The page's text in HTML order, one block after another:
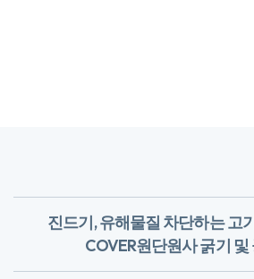
진드기, 유해물질 차단하는 고
COVER원단원사 굵기 및